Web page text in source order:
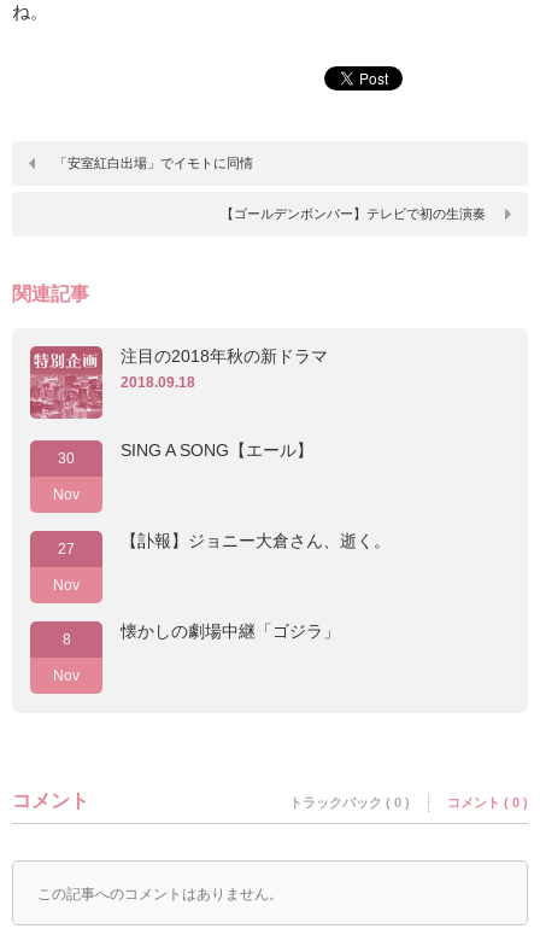
ね。
「安室紅白出場」でイモトに同情
【ゴールデンボンバー】テレビで初の生演奏
関連記事
注目の2018年秋の新ドラマ
2018.09.18
30
Nov
SING A SONG【エール】
27
Nov
【訃報】ジョニー大倉さん、逝く。
8
Nov
懐かしの劇場中継「ゴジラ」
コメント トラックバック ( 0 ) コメント ( 0 )
この記事へのコメントはありません。